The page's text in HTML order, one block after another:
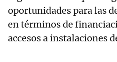
oportunidades para las
en términos de
accesos a instalaciones